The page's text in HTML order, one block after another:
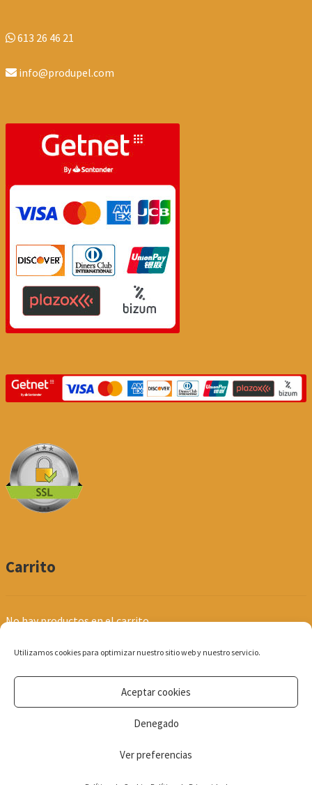
Utilizamos cookies para optimizar nuestro sitio web y nuestro servicio.
Aceptar cookies
Denegado
Ver preferencias
613 26 46 21
info@produpel.com
Carrito
No hay productos en el carrito.
© Produpel | Productos de Peluquería y Estética 2026